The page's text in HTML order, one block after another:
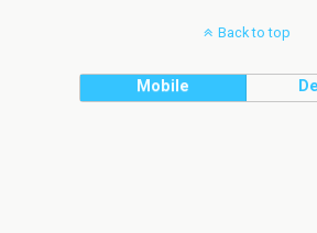
Back to top
Mobile